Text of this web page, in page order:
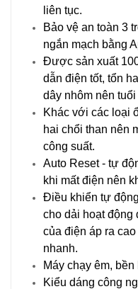
liên tục.
Bảo vệ an toàn 3
ngắn mạch bằng
Được sản xuất
dẫn điện tốt, tổn
dây nhôm nên tuổi
Khác với các loại
hai chổi than nên
công suất.
Auto Reset - tự
khi mất điện nên
Điều khiển tự
cho dải hoạt động
của điện áp ra
nhanh.
Máy chạy êm, bền
Kiểu dáng công